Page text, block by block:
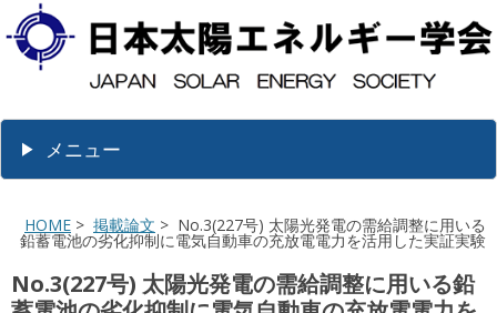
メニュー
HOME > 掲載論文 > No.3(227号) 太陽光発電の需給調整に用いる
鉛蓄電池の劣化抑制に電気自動車の充放電電力を活用した実証実験
No.3(227号) 太陽光発電の需給調整に用いる鉛